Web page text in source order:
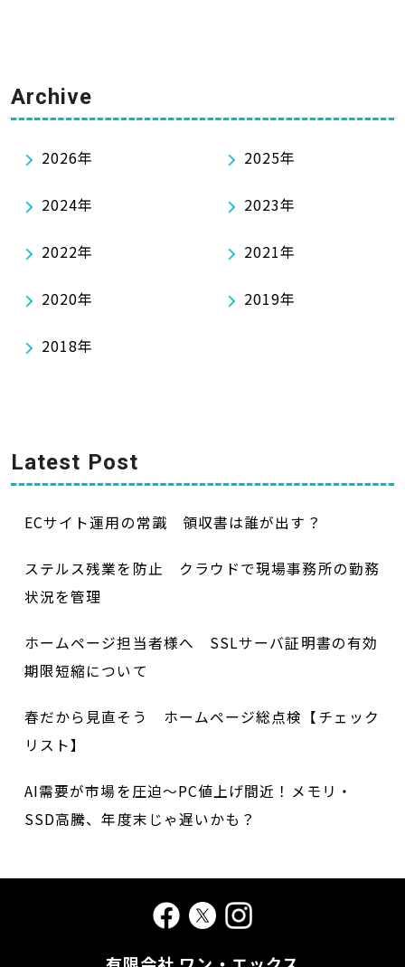
Archive
2026年 2025年
2024年 2023年
2022年 2021年
2020年 2019年
2018年
Latest Post
ECサイト運用の常識 領収書は誰が出す？
ステルス残業を防止 クラウドで現場事務所の勤務
状況を管理
ホームページ担当者様へ SSLサーバ証明書の有効
期限短縮について
春だから見直そう ホームページ総点検【チェック
リスト】
AI需要が市場を圧迫～PC値上げ間近！メモリ・
SSD高騰、年度末じゃ遅いかも？